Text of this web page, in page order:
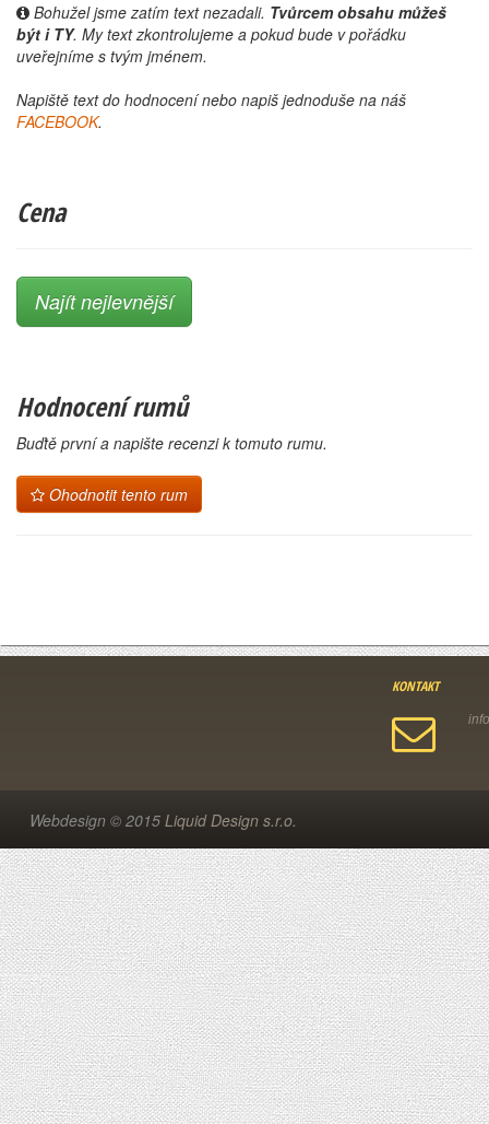
Bohužel jsme zatím text nezadali. Tvůrcem obsahu můžeš
být i TY. My text zkontrolujeme a pokud bude v pořádku
uveřejníme s tvým jménem.
Napiště text do hodnocení nebo napiš jednoduše na náš
FACEBOOK.
Cena
Najít nejlevnější
Hodnocení rumů
Buďtě první a napište recenzi k tomuto rumu.
Ohodnotit tento rum
KONTAKT
Webdesign © 2015 Liquid Design s.r.o.